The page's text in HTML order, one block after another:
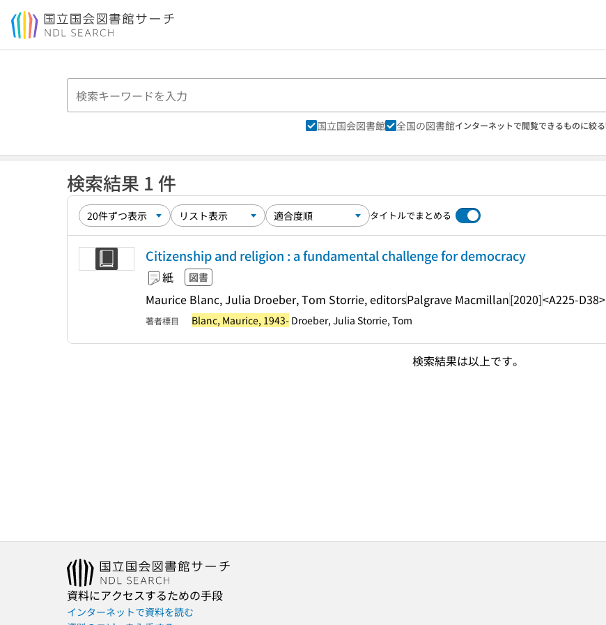
本文へ移動
国立国会図書館 全国の図書館インターネットで閲覧できるものに絞る
検索結果 1 件
タイトルでまとめる
Citizenship and religion : a fundamental challenge for democracy
紙 図書
Maurice Blanc, Julia Droeber, Tom Storrie, editorsPalgrave Macmillan[2020]<A225-D38>
著者標目 Blanc, Maurice, 1943- Droeber, Julia Storrie, Tom
検索結果は以上です。
資料にアクセスするための手段
インターネットで資料を読む